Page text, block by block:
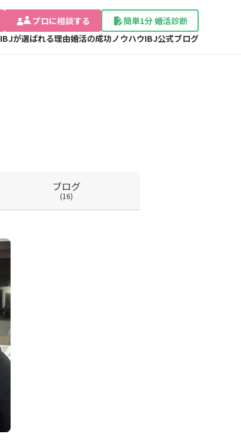
プロに相談する
簡単1分 婚活診断
IBJが選ばれる理由婚活の成功ノウハウIBJ公式ブログ
ブログ
(16)